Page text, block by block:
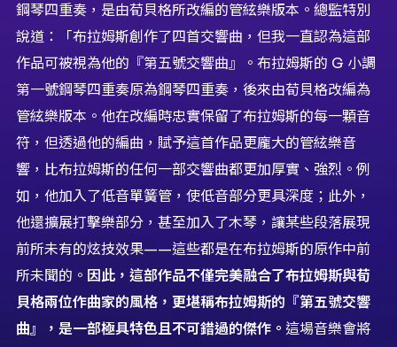
鋼琴四重奏，是由荀貝格所改編的管絃樂版本。總監特別
說道：「布拉姆斯創作了四首交響曲，但我一直認為這部
作品可被視為他的『第五號交響曲』。布拉姆斯的 G 小調
第一號鋼琴四重奏原為鋼琴四重奏，後來由荀貝格改編為
管絃樂版本。他在改編時忠實保留了布拉姆斯的每一顆音
符，但透過他的編曲，賦予這首作品更龐大的管絃樂音
響，比布拉姆斯的任何一部交響曲都更加厚實、強烈。例
如，他加入了低音單簧管，使低音部分更具深度；此外，
他還擴展打擊樂部分，甚至加入了木琴，讓某些段落展現
前所未有的炫技效果——這些都是在布拉姆斯的原作中前
所未聞的。 因此，這部作品不僅完美融合了布拉姆斯與荀
貝格兩位作曲家的風格，更堪稱布拉姆斯的『第五號交響
曲』，是一部極具特色且不可錯過的傑作。 這場音樂會將